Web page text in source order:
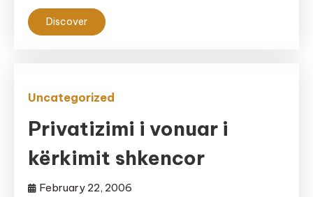
Discover
Uncategorized
Privatizimi i vonuar i
kërkimit shkencor
February 22, 2006